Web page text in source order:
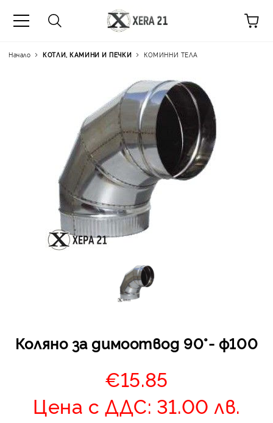
Начало КОТЛИ, КАМИНИ И ПЕЧКИ КОМИННИ ТЕЛА
Коляно за димоотвод 90°- ф100
€15.85
Цена с ДДС: 31.00 лв.
Цена на продукта:
Отложено до 30 дни
изпращане на
оскъпяване. За